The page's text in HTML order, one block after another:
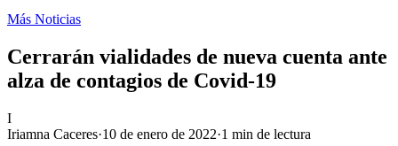
Más Noticias
Cerrarán vialidades de nueva cuenta ante
alza de contagios de Covid-19
I
Iriamna Caceres·10 de enero de 2022·1 min de lectura